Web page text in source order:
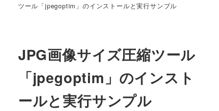
ツール「jpegoptim」のインストールと実行サンプル
JPG画像サイズ圧縮ツール
「jpegoptim」のインスト
ールと実行サンプル